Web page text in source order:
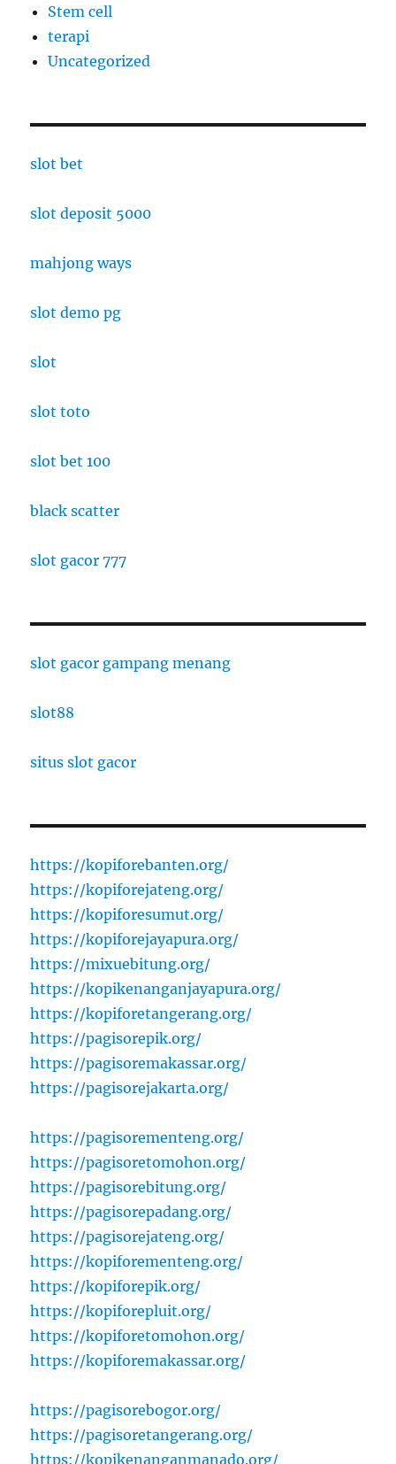
Stem cell
terapi
Uncategorized
slot bet
slot deposit 5000
mahjong ways
slot demo pg
slot
slot toto
slot bet 100
black scatter
slot gacor 777
slot gacor gampang menang
slot88
situs slot gacor
https://kopiforebanten.org/
https://kopiforejateng.org/
https://kopiforesumut.org/
https://kopiforejayapura.org/
https://mixuebitung.org/
https://kopikenanganjayapura.org/
https://kopiforetangerang.org/
https://pagisorepik.org/
https://pagisoremakassar.org/
https://pagisorejakarta.org/
https://pagisorementeng.org/
https://pagisoretomohon.org/
https://pagisorebitung.org/
https://pagisorepadang.org/
https://pagisorejateng.org/
https://kopiforementeng.org/
https://kopiforepik.org/
https://kopiforepluit.org/
https://kopiforetomohon.org/
https://kopiforemakassar.org/
https://pagisorebogor.org/
https://pagisoretangerang.org/
https://kopikenanganmanado.org/